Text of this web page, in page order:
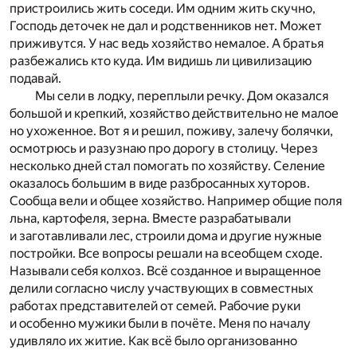
пристроились жить соседи. Им одним жить скучно,
Господь деточек не дал и родственников нет. Может
приживутся. У нас ведь хозяйство немалое. А братья
разбежались кто куда. Им видишь ли цивилизацию
подавай.
Мы сели в лодку, переплыли речку. Дом оказался
большой и крепкий, хозяйство действительно не малое
но ухоженное. Вот я и решил, поживу, залечу болячки,
осмотрюсь и разузнаю про дорогу в столицу. Через
несколько дней стал помогать по хозяйству. Селение
оказалось большим в виде разбросанных хуторов.
Сообща вели и общее хозяйство. Например общие поля
льна, картофеля, зерна. Вместе разрабатывали
и заготавливали лес, строили дома и другие нужные
постройки. Все вопросы решали на всеобщем сходе.
Называли себя колхоз. Всё созданное и выращенное
делили согласно числу участвующих в совместных
работах представителей от семей. Рабочие руки
и особенно мужики были в почёте. Меня по началу
удивляло их житие. Как всё было организованно